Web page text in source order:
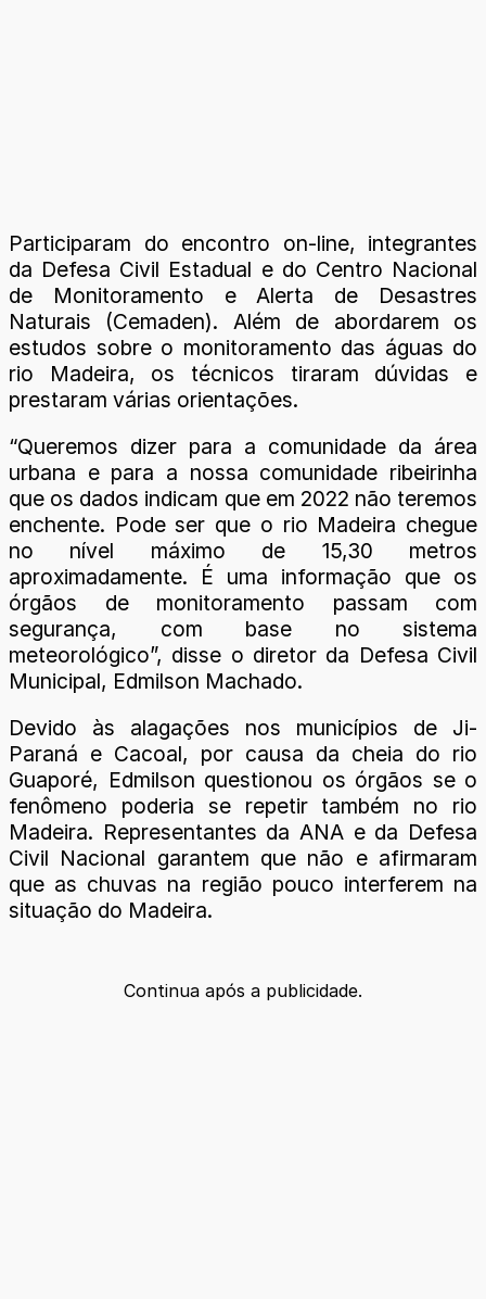
Participaram do encontro on-line, integrantes
da Defesa Civil Estadual e do Centro Nacional
de Monitoramento e Alerta de Desastres
Naturais (Cemaden). Além de abordarem os
estudos sobre o monitoramento das águas do
rio Madeira, os técnicos tiraram dúvidas e
prestaram várias orientações.
“Queremos dizer para a comunidade da área
urbana e para a nossa comunidade ribeirinha
que os dados indicam que em 2022 não teremos
enchente. Pode ser que o rio Madeira chegue
no nível máximo de 15,30 metros
aproximadamente. É uma informação que os
órgãos de monitoramento passam com
segurança, com base no sistema
meteorológico”, disse o diretor da Defesa Civil
Municipal, Edmilson Machado.
Devido às alagações nos municípios de Ji-
Paraná e Cacoal, por causa da cheia do rio
Guaporé, Edmilson questionou os órgãos se o
fenômeno poderia se repetir também no rio
Madeira. Representantes da ANA e da Defesa
Civil Nacional garantem que não e afirmaram
que as chuvas na região pouco interferem na
situação do Madeira.
Continua após a publicidade.